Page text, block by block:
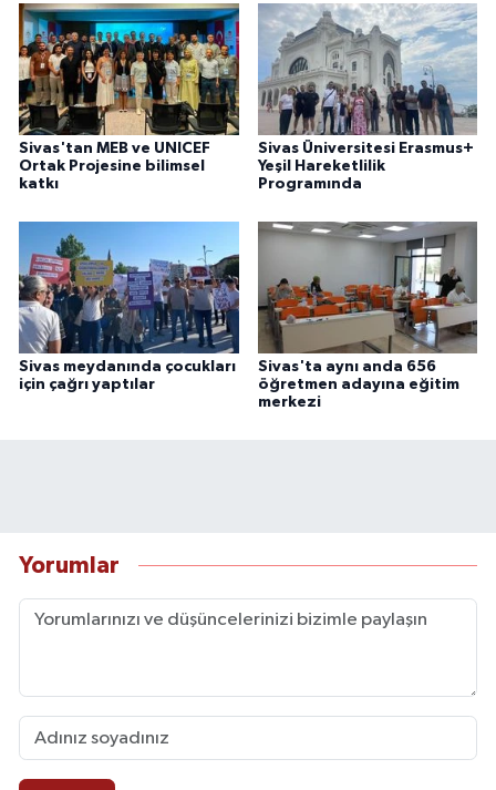
Sivas'tan MEB ve UNICEF
Ortak Projesine bilimsel
katkı
Sivas Üniversitesi Erasmus+
Yeşil Hareketlilik
Programında
Sivas meydanında çocukları
için çağrı yaptılar
Sivas'ta aynı anda 656
öğretmen adayına eğitim
merkezi
Yorumlar